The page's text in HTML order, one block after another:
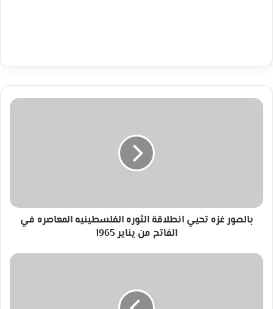
بالصور
الفاتح
بالصور غزه تحيي انطلاقة الثوره الفلسطينيه المعاصره في
الفاتح من يناير 1965
2016